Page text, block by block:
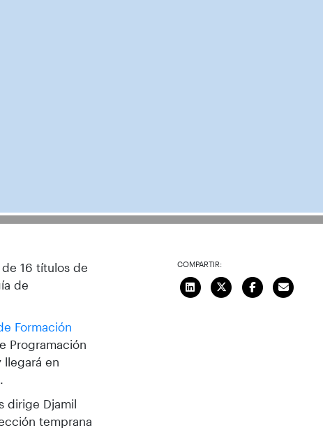
16 títulos de
de
Formación
Programación
llegará en
dirige Djamil
temprana
COMPARTIR: